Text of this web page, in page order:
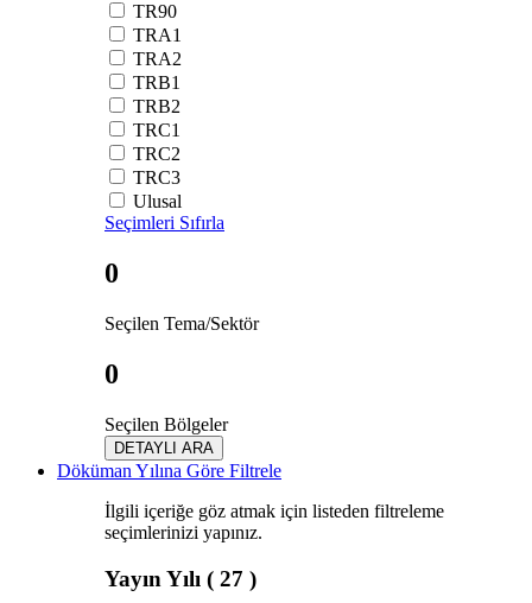
TR90
TRA1
TRA2
TRB1
TRB2
TRC1
TRC2
TRC3
Ulusal
Seçimleri Sıfırla
0
Seçilen Tema/Sektör
0
Seçilen Bölgeler
DETAYLI ARA
Döküman Yılına Göre Filtrele
İlgili içeriğe göz atmak için listeden filtreleme
seçimlerinizi yapınız.
Yayın Yılı ( 27 )